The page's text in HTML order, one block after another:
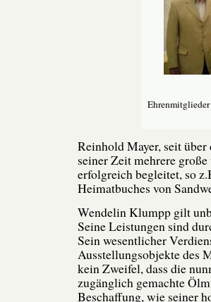
Reinhold Mayer, seit
seiner Zeit mehrere
erfolgreich begleitet, so
Heimatbuches von
Wendelin Klumpp gilt
Seine Leistungen sind
Sein wesentlicher
Ausstellungsobjekte des
kein Zweifel, dass die
zugänglich gemachte
Beschaffung, wie seiner